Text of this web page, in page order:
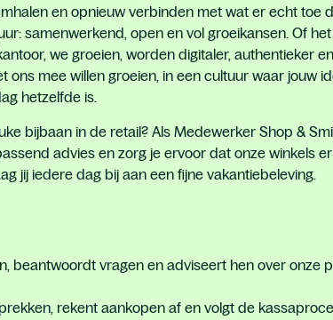
en opnieuw verbinden met wat er echt toe
samenwerkend, open en vol groeikansen. Of
we groeien, worden digitaler, authentieker
ons mee willen groeien, in een cultuur waar jouw
hetzelfde is.
bijbaan in de retail? Als Medewerker Shop &
advies en zorg je ervoor dat onze winkels
jij iedere dag bij aan een fijne vakantiebeleving.
beantwoordt vragen en adviseert hen over onze
rekent aankopen af en volgt de